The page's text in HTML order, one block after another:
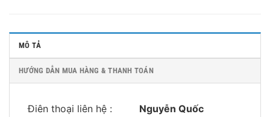
MÔ TẢ
HƯỚNG DẪN MUA HÀNG & THANH TOÁN
Điên thoại liên hệ : Nguyễn Quốc